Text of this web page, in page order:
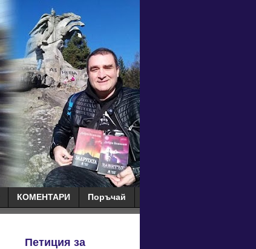
КОМЕНТАРИ Поръчай
Петиция за